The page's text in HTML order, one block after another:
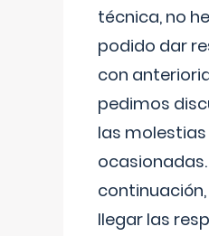
técnica, no
podido dar
con
pedimos
las molestias
ocasionadas.
llegar las